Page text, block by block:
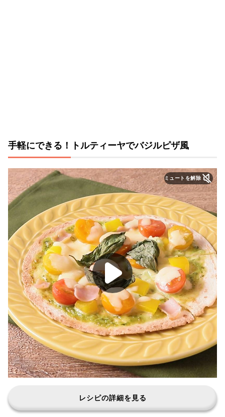
手軽にできる！トルティーヤでバジルピザ風
ミュートを解除
レシピの詳細を見る